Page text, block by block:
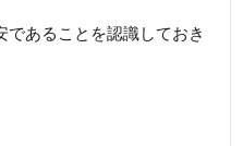
であることを認識しておき